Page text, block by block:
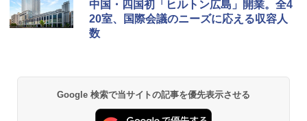
防水 UVカット 4段階高さ調整 軽量 収納袋付
き
-08EX カーキ ソロキャンプ ポリエステル フ
レーム テント
中国・四国初「ヒルトン広島」開業。全4
20室、国際会議のニーズに応える収容人
数
Google 検索で当サイトの記事を優先表示させる